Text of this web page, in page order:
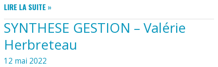
B
« LA
CASA
DELLA
PIZZA »
BOUCHERIE
DUMOUSSEAU
LIRE LA SUITE »
SYNTHESE GESTION – Valérie
Herbreteau
12 mai 2022